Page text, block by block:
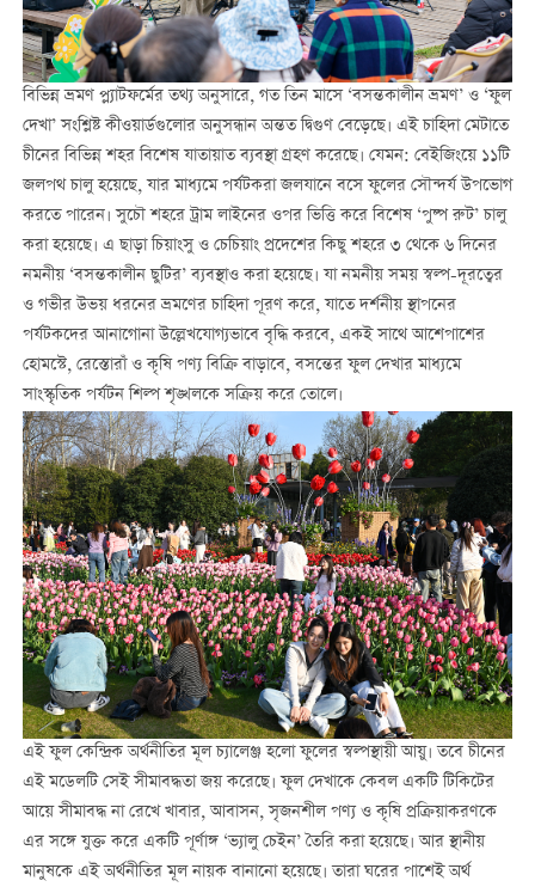
বিভিন্ন ভ্রমণ প্ল্যাটফর্মের তথ্য অনুসারে, গত তিন মাসে ‘বসন্তকালীন ভ্রমণ’ ও ‘ফুল
দেখা’ সংশ্লিষ্ট কীওয়ার্ডগুলোর অনুসন্ধান অন্তত দ্বিগুণ বেড়েছে। এই চাহিদা মেটাতে
চীনের বিভিন্ন শহর বিশেষ যাতায়াত ব্যবস্থা গ্রহণ করেছে। যেমন: বেইজিংয়ে ১১টি
জলপথ চালু হয়েছে, যার মাধ্যমে পর্যটকরা জলযানে বসে ফুলের সৌন্দর্য উপভোগ
করতে পারেন। সুচৌ শহরে ট্রাম লাইনের ওপর ভিত্তি করে বিশেষ ‘পুষ্প রুট’ চালু
করা হয়েছে। এ ছাড়া চিয়াংসু ও চেচিয়াং প্রদেশের কিছু শহরে ৩ থেকে ৬ দিনের
নমনীয় ‘বসন্তকালীন ছুটির’ ব্যবস্থাও করা হয়েছে। যা নমনীয় সময় স্বল্প-দূরত্বের
ও গভীর উভয় ধরনের ভ্রমণের চাহিদা পূরণ করে, যাতে দর্শনীয় স্থাপনের
পর্যটকদের আনাগোনা উল্লেখযোগ্যভাবে বৃদ্ধি করবে, একই সাথে আশেপাশের
হোমস্টে, রেস্তোরাঁ ও কৃষি পণ্য বিক্রি বাড়াবে, বসন্তের ফুল দেখার মাধ্যমে
সাংস্কৃতিক পর্যটন শিল্প শৃঙ্খলকে সক্রিয় করে তোলে।
এই ফুল কেন্দ্রিক অর্থনীতির মূল চ্যালেঞ্জ হলো ফুলের স্বল্পস্থায়ী আয়ু। তবে চীনের
এই মডেলটি সেই সীমাবদ্ধতা জয় করেছে। ফুল দেখাকে কেবল একটি টিকিটের
আয়ে সীমাবদ্ধ না রেখে খাবার, আবাসন, সৃজনশীল পণ্য ও কৃষি প্রক্রিয়াকরণকে
এর সঙ্গে যুক্ত করে একটি পূর্ণাঙ্গ ‘ভ্যালু চেইন’ তৈরি করা হয়েছে। আর স্থানীয়
মানুষকে এই অর্থনীতির মূল নায়ক বানানো হয়েছে। তারা ঘরের পাশেই অর্থ